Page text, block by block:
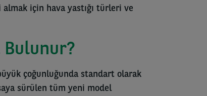
için hava yastığı türleri ve
Bulunur?
çoğunluğunda standart olarak
sürülen tüm yeni model